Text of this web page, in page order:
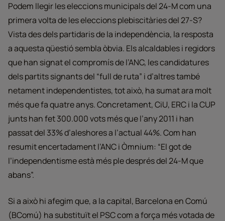
Podem llegir les eleccions municipals del 24-M com una
primera volta de les eleccions plebiscitàries del 27-S?
Vista des dels partidaris de la independència, la resposta
a aquesta qüestió sembla òbvia. Els alcaldables i regidors
que han signat el compromís de l’ANC, les candidatures
dels partits signants del “full de ruta” i d’altres també
netament independentistes, tot això, ha sumat ara molt
més que fa quatre anys. Concretament, CiU, ERC i la CUP
junts han fet 300.000 vots més que l’any 2011 i han
passat del 33% d’aleshores a l’actual 44%. Com han
resumit encertadament l’ANC i Òmnium: “El got de
l’independentisme està més ple després del 24-M que
abans”.
Si a això hi afegim que, a la capital, Barcelona en Comú
(BComú) ha substituït el PSC com a força més votada de